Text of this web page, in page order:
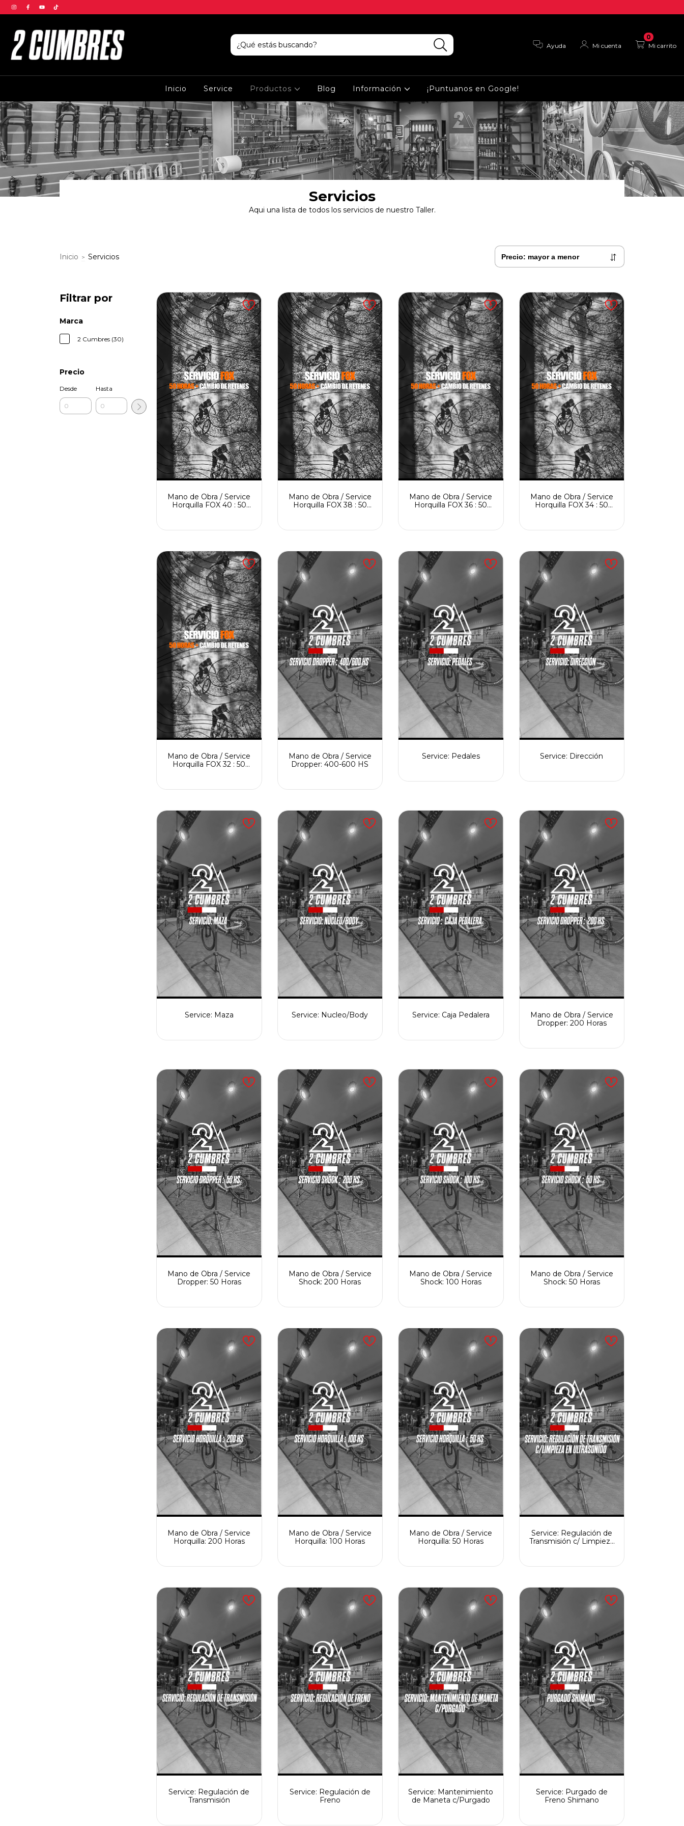
Ayuda Mi cuenta Mi carrito
0
Inicio Service Productos Blog Información ¡Puntuanos en Google!
Servicios
Aqui una lista de todos los servicios de nuestro Taller.
Inicio > Servicios
Filtrar por
Marca
2 Cumbres (30)
Precio
Desde Hasta
Mano de Obra / Service
Horquilla FOX 40 : 50
Mano de Obra / Service
Horquilla FOX 38 : 50
Mano de Obra / Service
Horquilla FOX 36 : 50
Mano de Obra / Service
Horquilla FOX 34 : 50
Mano de Obra / Service
Horquilla FOX 32 : 50
Mano de Obra / Service
Dropper: 400-600 HS
Service: Pedales Service: Dirección
Service: Maza Service: Nucleo/Body Service: Caja Pedalera
Mano de Obra / Service
Dropper: 200 Horas
Mano de Obra / Service
Dropper: 50 Horas
Mano de Obra / Service
Shock: 200 Horas
Mano de Obra / Service
Shock: 100 Horas
Mano de Obra / Service
Shock: 50 Horas
Mano de Obra / Service
Horquilla: 200 Horas
Mano de Obra / Service
Horquilla: 100 Horas
Mano de Obra / Service
Horquilla: 50 Horas
Service: Regulación de
Transmisión c/ Limpieza
Service: Regulación de
Transmisión
Service: Regulación de
Freno
Service: Mantenimiento
de Maneta c/Purgado
Service: Purgado de
Freno Shimano